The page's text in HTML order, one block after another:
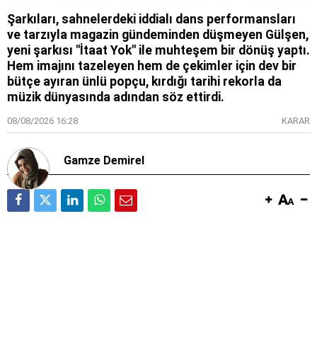
Şarkıları, sahnelerdeki iddialı dans performansları
ve tarzıyla magazin gündeminden düşmeyen Gülşen,
yeni şarkısı "İtaat Yok" ile muhteşem bir dönüş yaptı.
Hem imajını tazeleyen hem de çekimler için dev bir
bütçe ayıran ünlü popçu, kırdığı tarihi rekorla da
müzik dünyasında adından söz ettirdi.
08/08/2026 16:28 KARAR
Gamze Demirel